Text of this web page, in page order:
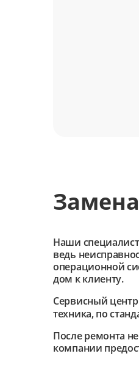
Наши
ведь
операционной
дом к клиенту.
Сервисный
техника, по
После ремонта
компании